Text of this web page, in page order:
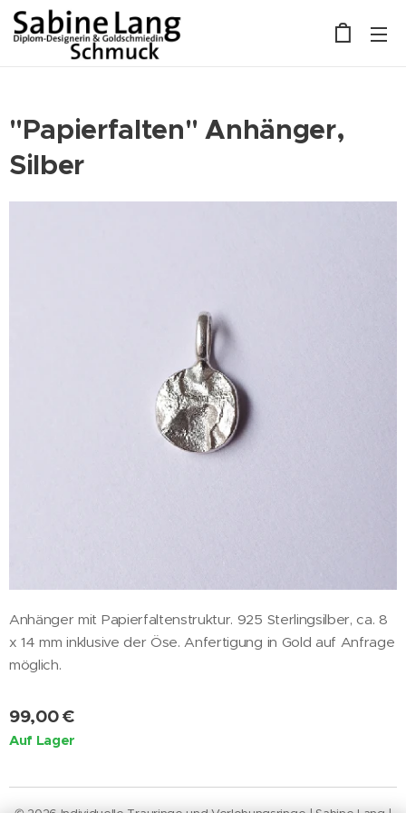
"Papierfalten" Anhänger,
Silber
Anhänger mit Papierfaltenstruktur. 925 Sterlingsilber, ca. 8
x 14 mm inklusive der Öse. Anfertigung in Gold auf Anfrage
möglich.
99,00€
Auf Lager